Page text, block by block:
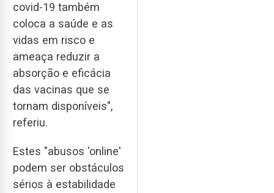
covid-19 também
coloca a saúde e as
vidas em risco e
ameaça reduzir a
absorção e eficácia
das vacinas que se
tornam disponíveis",
referiu.
Estes "abusos 'online'
podem ser obstáculos
sérios à estabilidade